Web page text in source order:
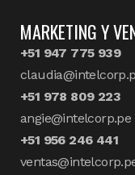
MARKETING Y
+51 947 775 939
+51 978 809 223
angie@intelcorp.pe
+51 956 246 441